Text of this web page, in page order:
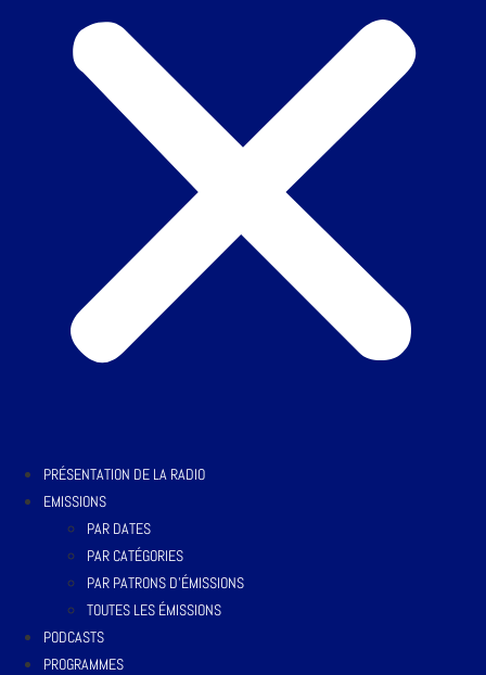
PRÉSENTATION DE LA RADIO
EMISSIONS
PAR DATES
PAR CATÉGORIES
PAR PATRONS D’ÉMISSIONS
TOUTES LES ÉMISSIONS
PODCASTS
PROGRAMMES